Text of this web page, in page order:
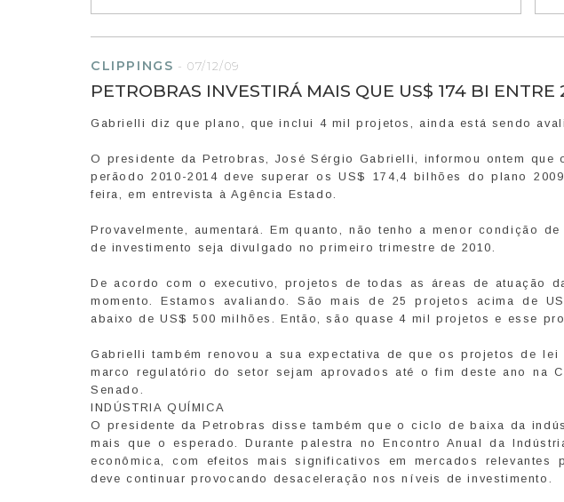
CLIPPINGS -07/12/09
PETROBRAS INVESTIRÁ MAIS QUE US$ 174 BI ENTRE
Gabrielli diz que plano, que inclui 4 mil projetos, ainda está sendo
O presidente da Petrobras, José Sérgio Gabrielli, informou ontem que
perãodo 2010-2014 deve superar os US$ 174,4 bilhões do plano
feira, em entrevista à Agência Estado.
Provavelmente, aumentará. Em quanto, não tenho a menor condição
de investimento seja divulgado no primeiro trimestre de 2010.
De acordo com o executivo, projetos de todas as áreas de atuação
momento. Estamos avaliando. São mais de 25 projetos acima de
abaixo de US$ 500 milhões. Então, são quase 4 mil projetos e esse
Gabrielli também renovou a sua expectativa de que os projetos de
marco regulatório do setor sejam aprovados até o fim deste ano na
Senado.
INDÚSTRIA QUÍMICA
O presidente da Petrobras disse também que o ciclo de baixa da
mais que o esperado. Durante palestra no Encontro Anual da
econômica, com efeitos mais significativos em mercados relevantes
deve continuar provocando desaceleração nos níveis de investimento.